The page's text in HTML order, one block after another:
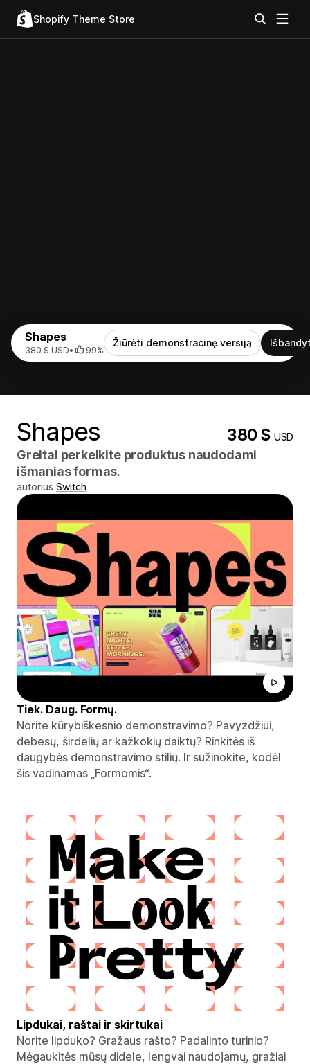
Shopify Theme Store
Shapes
380 $ USD• 99%
Žiūrėti demonstracinę versiją
Shapes 380 $USD
Greitai perkelkite produktus naudodami
išmanias formas.
autorius Switch
Tiek. Daug. Formų.
Norite kūrybiškesnio demonstravimo? Pavyzdžiui,
debesų, širdelių ar kažkokių daiktų? Rinkitės iš
daugybės demonstravimo stilių. Ir sužinokite, kodėl
šis vadinamas „Formomis“.
Lipdukai, raštai ir skirtukai
Norite lipduko? Gražaus rašto? Padalinto turinio?
Mėgaukitės mūsų didele, lengvai naudojamų, gražiai